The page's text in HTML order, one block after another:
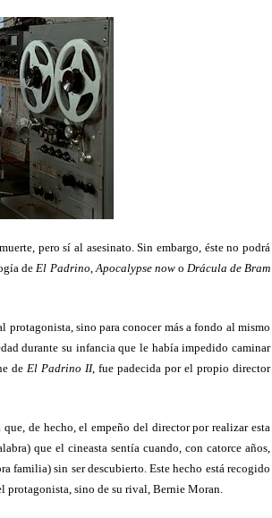
pero sí al asesinato. Sin embargo, éste no podrá
deEl Padrino,Apocalypse nowo Drácula de Bram
sino para conocer más a fondo al mismo
durante su infancia que le había impedido caminar
deEl Padrino II, fue padecida por el propio director
de hecho, el empeño del director por realizar esta
que el cineasta sentía cuando, con catorce años,
familia) sin ser descubierto. Este hecho está recogido
protagonista, sino de su rival, Bernie Moran.